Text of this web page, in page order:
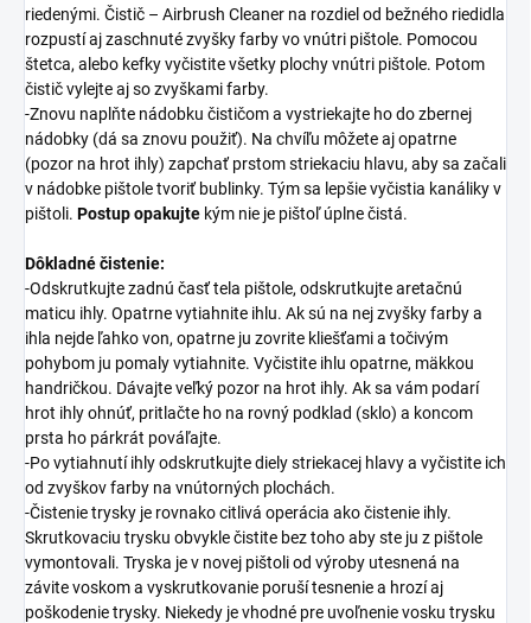
riedenými. Čistič – Airbrush Cleaner na rozdiel od bežného riedidla
rozpustí aj zaschnuté zvyšky farby vo vnútri pištole. Pomocou
štetca, alebo kefky vyčistite všetky plochy vnútri pištole. Potom
čistič vylejte aj so zvyškami farby.
-Znovu naplňte nádobku čističom a vystriekajte ho do zbernej
nádobky (dá sa znovu použiť). Na chvíľu môžete aj opatrne
(pozor na hrot ihly) zapchať prstom striekaciu hlavu, aby sa začali
v nádobke pištole tvoriť bublinky. Tým sa lepšie vyčistia kanáliky v
pištoli. Postup opakujte kým nie je pištoľ úplne čistá.
Dôkladné čistenie:
-Odskrutkujte zadnú časť tela pištole, odskrutkujte aretačnú
maticu ihly. Opatrne vytiahnite ihlu. Ak sú na nej zvyšky farby a
ihla nejde ľahko von, opatrne ju zovrite kliešťami a točivým
pohybom ju pomaly vytiahnite. Vyčistite ihlu opatrne, mäkkou
handričkou. Dávajte veľký pozor na hrot ihly. Ak sa vám podarí
hrot ihly ohnúť, pritlačte ho na rovný podklad (sklo) a koncom
prsta ho párkrát pováľajte.
-Po vytiahnutí ihly odskrutkujte diely striekacej hlavy a vyčistite ich
od zvyškov farby na vnútorných plochách.
-Čistenie trysky je rovnako citlivá operácia ako čistenie ihly.
Skrutkovaciu trysku obvykle čistite bez toho aby ste ju z pištole
vymontovali. Tryska je v novej pištoli od výroby utesnená na
závite voskom a vyskrutkovanie poruší tesnenie a hrozí aj
poškodenie trysky. Niekedy je vhodné pre uvoľnenie vosku trysku